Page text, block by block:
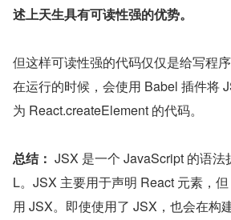
述上天生具有可读性强的优势。
但这样可读性强的代码仅仅是给写程
在运行的时候，会使用 Babel 插件将
为 React.createElement 的代码。
总结： JSX 是一个 JavaScript 的语法
L。JSX 主要用于声明 React 元素，
用 JSX。即使使用了 JSX，也会在构